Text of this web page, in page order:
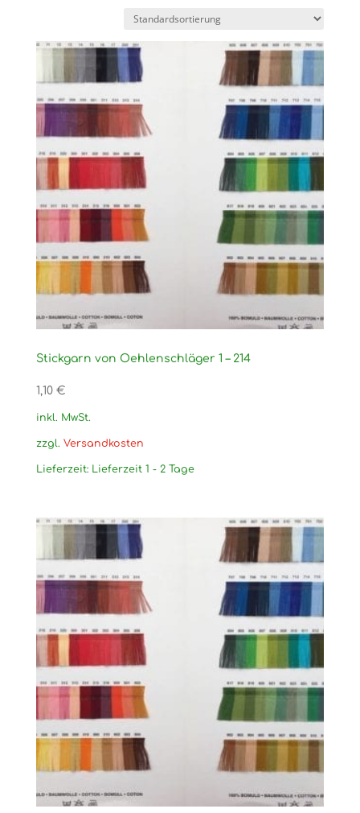
Stickgarn von Oehlenschläger 1 – 214
1,10 €
inkl. MwSt.
zzgl. Versandkosten
Lieferzeit: Lieferzeit 1 - 2 Tage